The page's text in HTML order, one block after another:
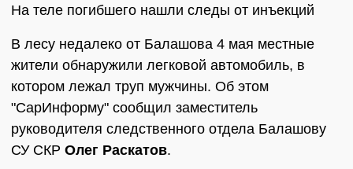
На теле погибшего нашли следы от инъекций
В лесу недалеко от Балашова 4 мая местные
жители обнаружили легковой автомобиль, в
котором лежал труп мужчины. Об этом
"СарИнформу" сообщил заместитель
руководителя следственного отдела Балашову
СУ СКР Олег Раскатов.